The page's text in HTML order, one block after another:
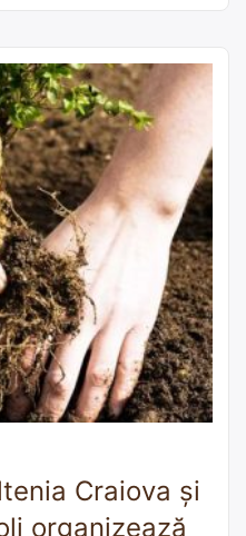
la această campanie de
Craiova și
organizează